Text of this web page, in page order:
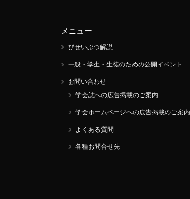
メニュー
びせいぶつ解説
一般・学生・生徒のための公開イベント
お問い合わせ
学会誌への広告掲載のご案内
学会ホームページへの広告掲載のご案内
よくある質問
各種お問合せ先